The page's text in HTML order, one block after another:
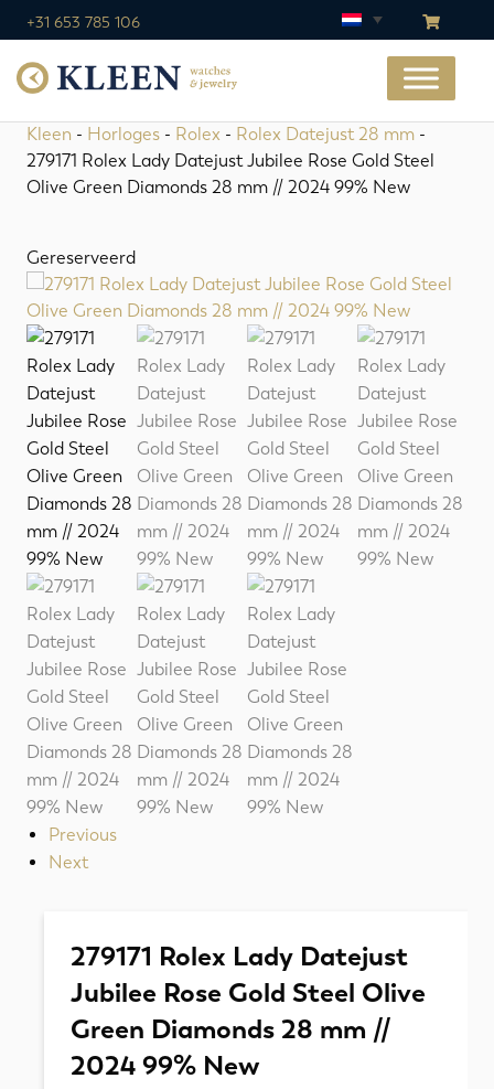
+31 653 785 106
Kleen - Horloges - Rolex - Rolex Datejust 28 mm -
279171 Rolex Lady Datejust Jubilee Rose Gold Steel
Olive Green Diamonds 28 mm // 2024 99% New
Gereserveerd
Previous
Next
279171 Rolex Lady Datejust
Jubilee Rose Gold Steel Olive
Green Diamonds 28 mm //
2024 99% New